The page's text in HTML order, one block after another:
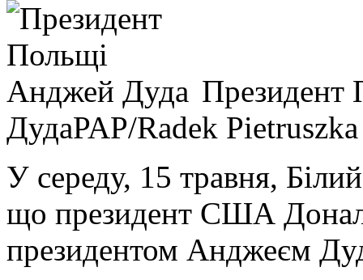
Президент
ДудаPAP/Radek Pietruszka
У середу, 15 травня,
що президент США
президентом Анджеєм